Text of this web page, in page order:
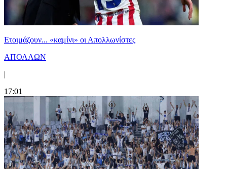
Ετοιμάζουν... «καμίνι» οι Απολλωνίστες
ΑΠΟΛΛΩΝ
|
17:01